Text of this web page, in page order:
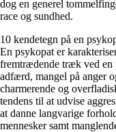
dog en generel
race og sundhed.
10 kendetegn på en
En psykopat er
fremtrædende træk ved en
adfærd, mangel på anger
charmerende og
tendens til at udvise
at danne langvarige
mennesker samt